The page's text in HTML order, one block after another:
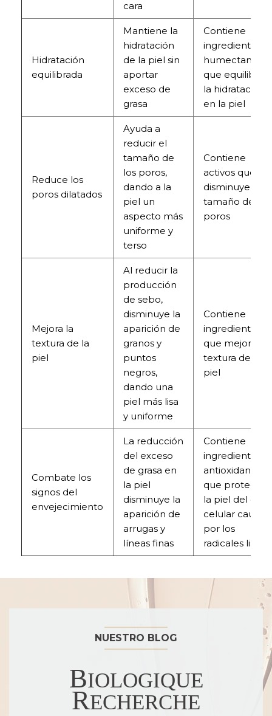
cara
Hidratación
equilibrada
Mantiene la
hidratación
de la piel sin
aportar
exceso de
grasa
Contiene
ingredientes
humectantes
que equilibran
la hidratación
en la piel
Reduce los
poros dilatados
Ayuda a
reducir el
tamaño de
los poros,
dando a la
piel un
aspecto más
uniforme y
terso
Contiene
activos que
disminuyen el
tamaño de los
poros
Mejora la
textura de la
piel
Al reducir la
producción
de sebo,
disminuye la
aparición de
granos y
puntos
negros,
dando una
piel más lisa
y uniforme
Contiene
ingredientes
que mejoran la
textura de la
piel
Combate los
signos del
envejecimiento
La reducción
del exceso
de grasa en
la piel
disminuye la
aparición de
arrugas y
líneas finas
Contiene
ingredientes
antioxidantes
que protegen
la piel del
celular
por los
radicales libres
NUESTRO BLOG
BIOLOGIQUE
RECHERCHE